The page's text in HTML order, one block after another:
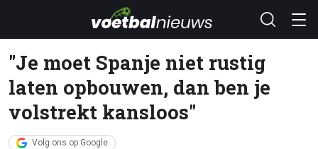
"Je moet Spanje niet rustig
laten opbouwen, dan ben je
volstrekt kansloos"
Volg ons op Google